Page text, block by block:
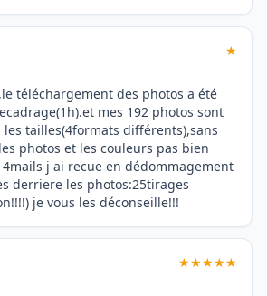
★
téléchargement des photos a été
mes 192 photos sont
tailles(4formats différents),sans
photos et les couleurs pas bien
j ai recue en dédommagement
derriere les photos:25tirages
je vous les déconseille!!!
★★★★★